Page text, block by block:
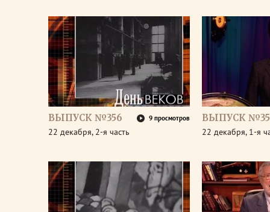
ВЫПУСК №356 9 просмотров
22 декабря, 2-я часть
ВЫПУСК
22 декабря, 1-я